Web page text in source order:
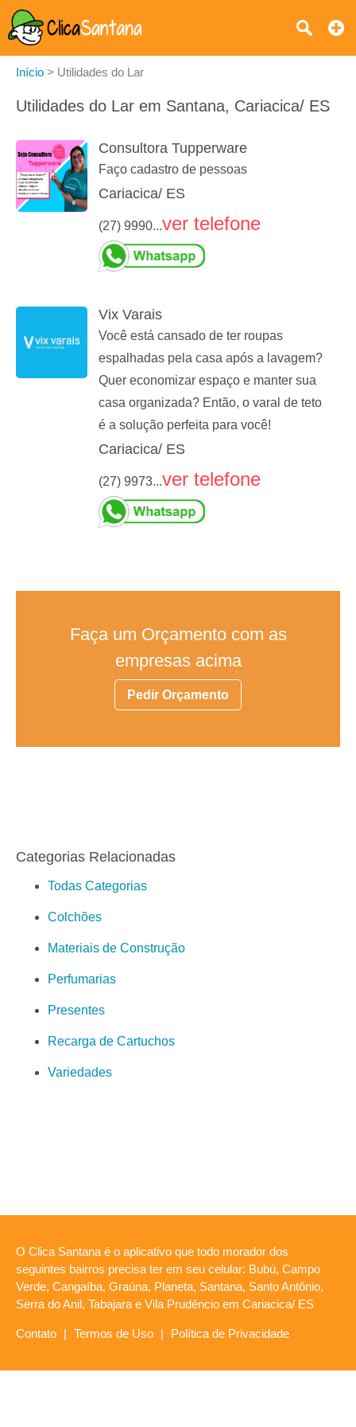
Início > Utilidades do Lar
Utilidades do Lar em Santana, Cariacica/ ES
Consultora Tupperware
Faço cadastro de pessoas
Cariacica/ ES
(27) 9990...ver telefone
Vix Varais
Você está cansado de ter roupas
espalhadas pela casa após a lavagem?
Quer economizar espaço e manter sua
casa organizada? Então, o varal de teto
é a solução perfeita para você!
Cariacica/ ES
(27) 9973...ver telefone
Faça um Orçamento com as
empresas acima
Pedir Orçamento
Categorias Relacionadas
Todas Categorias
Colchões
Materiais de Construção
Perfumarias
Presentes
Recarga de Cartuchos
Variedades
O Clica Santana é o aplicativo que todo morador dos
seguintes bairros precisa ter em seu celular: Bubú, Campo
Verde, Cangaíba, Graúna, Planeta, Santana, Santo Antônio,
Serra do Anil, Tabajara e Vila Prudêncio em Cariacica/ ES
Contato | Termos de Uso | Política de Privacidade